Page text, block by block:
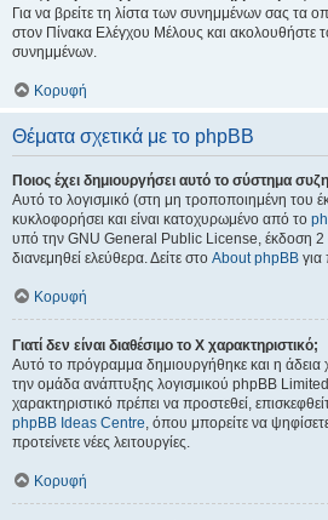
Για να βρείτε τη λίστα των συνημμένων σας τα
στον Πίνακα Ελέγχου Μέλους και ακολουθήστε
συνημμένων.
Κορυφή
Θέματα σχετικά με το phpBB
Ποιος έχει δημιουργήσει αυτό το σύστημα
Αυτό το λογισμικό (στη μη τροποποιημένη του
κυκλοφορήσει και είναι κατοχυρωμένο από το
υπό την GNU General Public License, έκδοση 2
διανεμηθεί ελεύθερα. Δείτε στο About phpBB για
Κορυφή
Γιατί δεν είναι διαθέσιμο το Χ χαρακτηριστικό;
Αυτό το πρόγραμμα δημιουργήθηκε και η
την ομάδα ανάπτυξης λογισμικού phpBB
χαρακτηριστικό πρέπει να προστεθεί,
phpBB Ideas Centre, όπου μπορείτε να
προτείνετε νέες λειτουργίες.
Κορυφή